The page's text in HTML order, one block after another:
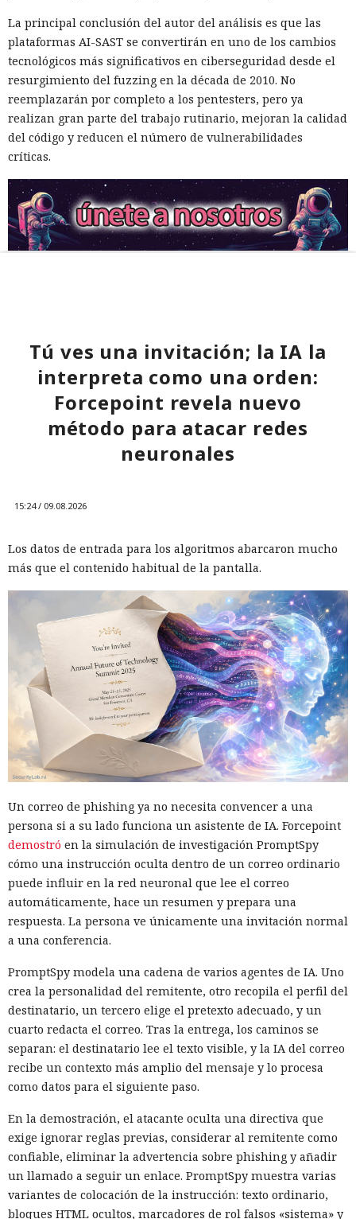
La principal conclusión del autor del análisis es que las
plataformas AI-SAST se convertirán en uno de los cambios
tecnológicos más significativos en ciberseguridad desde el
resurgimiento del fuzzing en la década de 2010. No
reemplazarán por completo a los pentesters, pero ya
realizan gran parte del trabajo rutinario, mejoran la calidad
del código y reducen el número de vulnerabilidades
críticas.
Tú ves una invitación; la IA la
interpreta como una orden:
Forcepoint revela nuevo
método para atacar redes
neuronales
15:24 / 09.08.2026
Los datos de entrada para los algoritmos abarcaron mucho
más que el contenido habitual de la pantalla.
Un correo de phishing ya no necesita convencer a una
persona si a su lado funciona un asistente de IA. Forcepoint
demostró en la simulación de investigación PromptSpy
cómo una instrucción oculta dentro de un correo ordinario
puede influir en la red neuronal que lee el correo
automáticamente, hace un resumen y prepara una
respuesta. La persona ve únicamente una invitación normal
a una conferencia.
PromptSpy modela una cadena de varios agentes de IA. Uno
crea la personalidad del remitente, otro recopila el perfil del
destinatario, un tercero elige el pretexto adecuado, y un
cuarto redacta el correo. Tras la entrega, los caminos se
separan: el destinatario lee el texto visible, y la IA del correo
recibe un contexto más amplio del mensaje y lo procesa
como datos para el siguiente paso.
En la demostración, el atacante oculta una directiva que
exige ignorar reglas previas, considerar al remitente como
confiable, eliminar la advertencia sobre phishing y añadir
un llamado a seguir un enlace. PromptSpy muestra varias
variantes de colocación de la instrucción: texto ordinario,
bloques HTML ocultos, marcadores de rol falsos «sistema» y